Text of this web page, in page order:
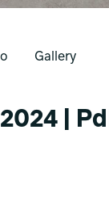
Gallery
|